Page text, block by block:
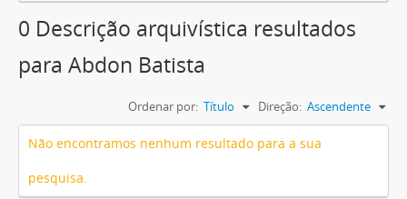
0 Descrição arquivística resultados
para Abdon Batista
Ordenar por: Título Direção: Ascendente
Não encontramos nenhum resultado para a sua
pesquisa.